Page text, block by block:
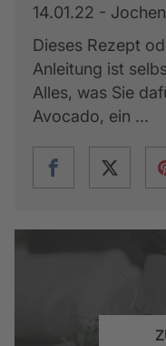
14.01.22 -
Dieses Rezept
Anleitung ist
Alles, was Sie
Avocado, ein ...